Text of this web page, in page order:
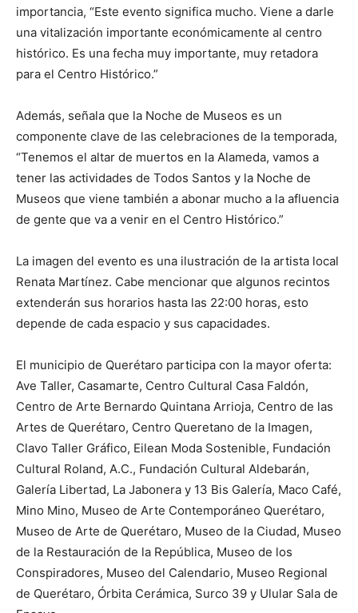
importancia, “Este evento significa mucho. Viene a darle
una vitalización importante económicamente al centro
histórico. Es una fecha muy importante, muy retadora
para el Centro Histórico.”
Además, señala que la Noche de Museos es un
componente clave de las celebraciones de la temporada,
“Tenemos el altar de muertos en la Alameda, vamos a
tener las actividades de Todos Santos y la Noche de
Museos que viene también a abonar mucho a la afluencia
de gente que va a venir en el Centro Histórico.”
La imagen del evento es una ilustración de la artista local
Renata Martínez. Cabe mencionar que algunos recintos
extenderán sus horarios hasta las 22:00 horas, esto
depende de cada espacio y sus capacidades.
El municipio de Querétaro participa con la mayor oferta:
Ave Taller, Casamarte, Centro Cultural Casa Faldón,
Centro de Arte Bernardo Quintana Arrioja, Centro de las
Artes de Querétaro, Centro Queretano de la Imagen,
Clavo Taller Gráfico, Eilean Moda Sostenible, Fundación
Cultural Roland, A.C., Fundación Cultural Aldebarán,
Galería Libertad, La Jabonera y 13 Bis Galería, Maco Café,
Mino Mino, Museo de Arte Contemporáneo Querétaro,
Museo de Arte de Querétaro, Museo de la Ciudad, Museo
de la Restauración de la República, Museo de los
Conspiradores, Museo del Calendario, Museo Regional
de Querétaro, Órbita Cerámica, Surco 39 y Ulular Sala de